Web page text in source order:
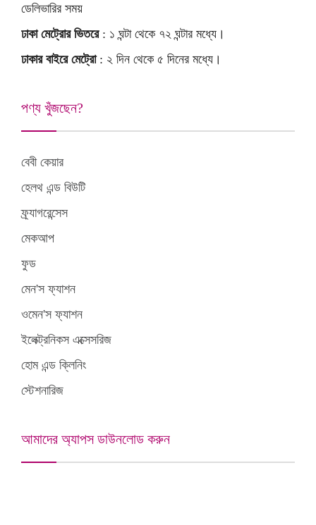
ডেলিভারির সময়
ঢাকা মেট্রোর ভিতরে: ১ ঘন্টা থেকে ৭২ ঘন্টার মধ্যে।
ঢাকার বাইরে মেট্রো: ২ দিন থেকে ৫ দিনের মধ্যে।
পণ্য খুঁজছেন?
বেবী কেয়ার
হেলথ এন্ড বিউটি
ফ্র্যাগরেন্সেস
মেকআপ
ফুড
মেন'স ফ্যাশন
ওমেন'স ফ্যাশন
ইলেক্ট্রনিকস এক্সেসরিজ
হোম এন্ড ক্লিনিং
স্টেশনারিজ
আমাদের অ্যাপস ডাউনলোড করুন